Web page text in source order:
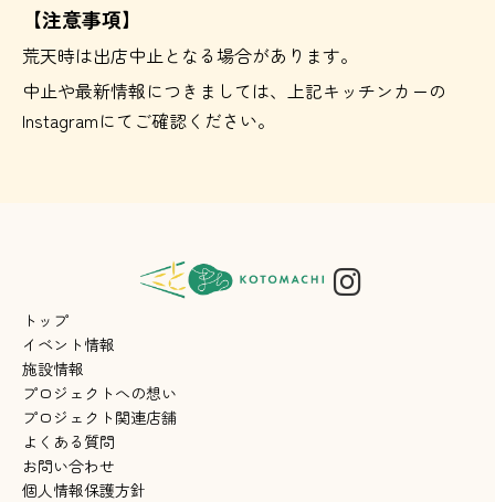
【注意事項】
荒天時は出店中止となる場合があります。
中止や最新情報につきましては、上記キッチンカーの
Instagramにてご確認ください。
トップ
イベント情報
施設情報
プロジェクトへの想い
プロジェクト関連店舗
よくある質問
お問い合わせ
個人情報保護方針